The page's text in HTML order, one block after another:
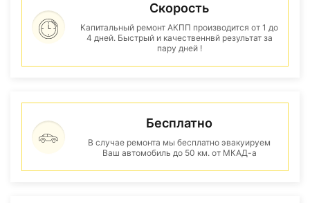
Скорость
Капитальный ремонт АКПП производится от 1 до
4 дней. Быстрый и качественнвй результат за
пару дней !
Бесплатно
В случае ремонта мы бесплатно эвакуируем
Ваш автомобиль до 50 км. от МКАД-а